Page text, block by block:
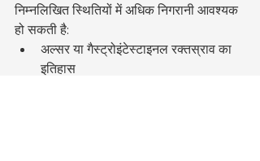
निम्नलिखित स्थितियों में अधिक निगरानी आवश्यक
हो सकती है:
अल्सर या गैस्ट्रोइंटेस्टाइनल रक्तस्राव का
इतिहास